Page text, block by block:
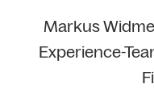
Markus
Experience-